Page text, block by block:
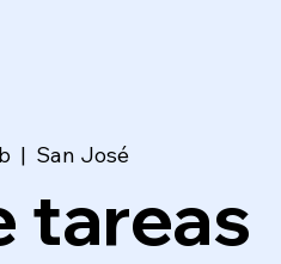
  |
San José
tareas